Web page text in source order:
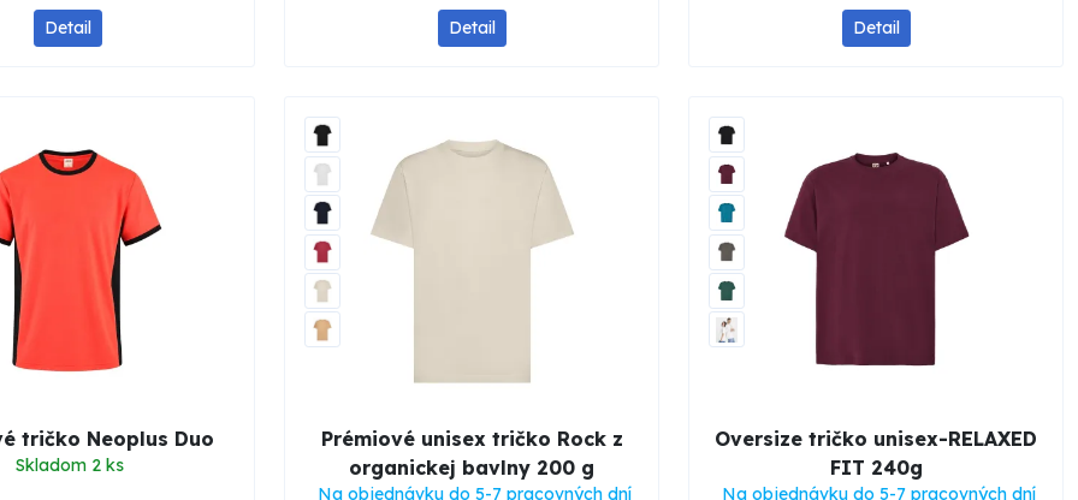
Detail Detail Detail
tričko Neoplus Duo
Skladom 2 ks
Prémiové unisex tričko Rock z
organickej bavlny 200 g
Na objednávku do 5-7 pracovných dní
Oversize tričko unisex-RELAXED
FIT 240g
Na objednávku do 5-7 pracovných dní